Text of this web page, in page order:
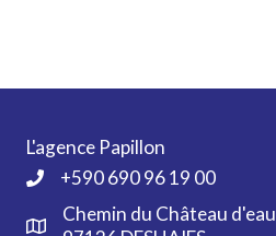
L'agence Papillon
+590 690 96 19 00
Chemin du Château d'eau